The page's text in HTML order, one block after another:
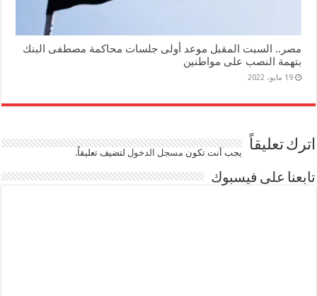
مصر.. السبت المقبل موعد أولى جلسات محاكمة مصطفى البنك
بتهمة النصب على مواطنين
19 مايو، 2022
اترك تعليقاً يجب أنت تكون مسجل الدخوللتضيف تعليقاً.
تابعنا على فيسبوك